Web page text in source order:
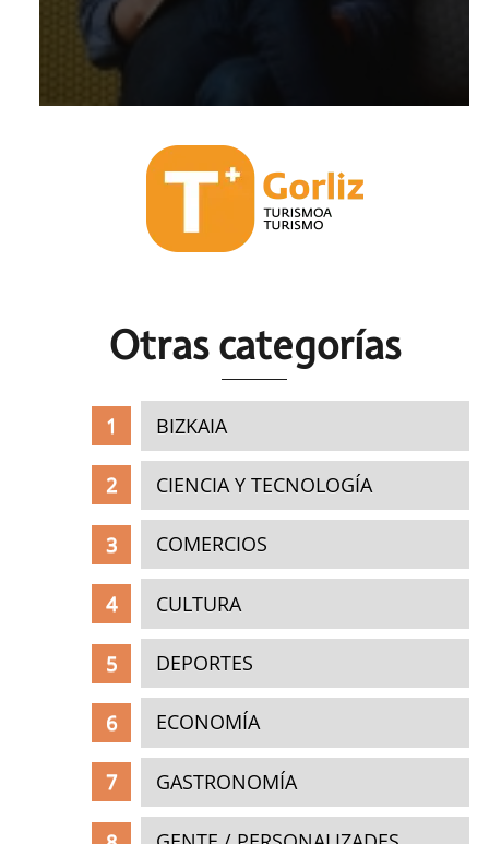
Otras categorías
BIZKAIA
CIENCIA Y TECNOLOGÍA
COMERCIOS
CULTURA
DEPORTES
ECONOMÍA
GASTRONOMÍA